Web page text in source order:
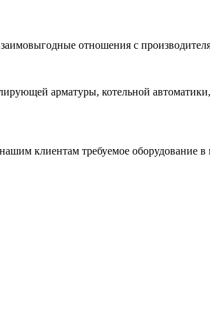
отношения с
арматуры, котельной
клиентам требуемое оборудование